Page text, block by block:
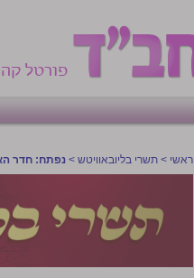
פורטל
ראשי > תשרי בליובאוויטש > נפתח: חדר